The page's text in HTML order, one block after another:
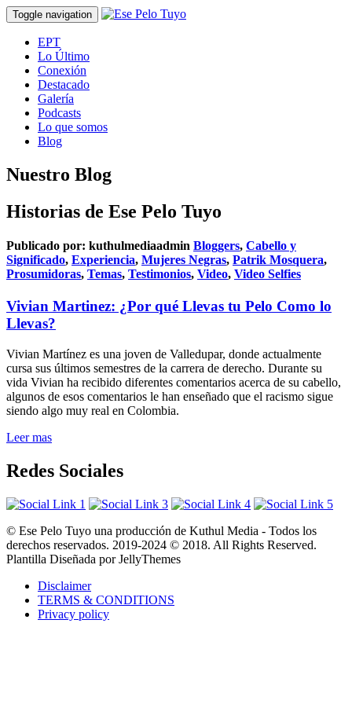
Toggle navigation
EPT
Lo Último
Conexión
Destacado
Galería
Podcasts
Lo que somos
Blog
Nuestro Blog
Historias de Ese Pelo Tuyo
Publicado por: kuthulmediaadmin Bloggers, Cabello y
Significado, Experiencia, Mujeres Negras, Patrik Mosquera,
Prosumidoras, Temas, Testimonios, Video, Video Selfies
Vivian Martinez: ¿Por qué Llevas tu Pelo Como lo
Llevas?
Vivian Martínez es una joven de Valledupar, donde actualmente
cursa sus últimos semestres de la carrera de derecho. Durante su
vida Vivian ha recibido diferentes comentarios acerca de su cabello,
algunos de esos comentarios le han enseñado que el racismo sigue
siendo algo muy real en Colombia.
Leer mas
Redes Sociales
© Ese Pelo Tuyo una producción de Kuthul Media - Todos los
derechos reservados. 2019-2024 © 2018. All Rights Reserved.
Plantilla Diseñada por JellyThemes
Disclaimer
TERMS & CONDITIONS
Privacy policy